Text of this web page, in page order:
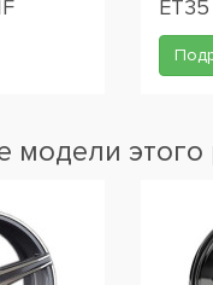
ET35
модели этого